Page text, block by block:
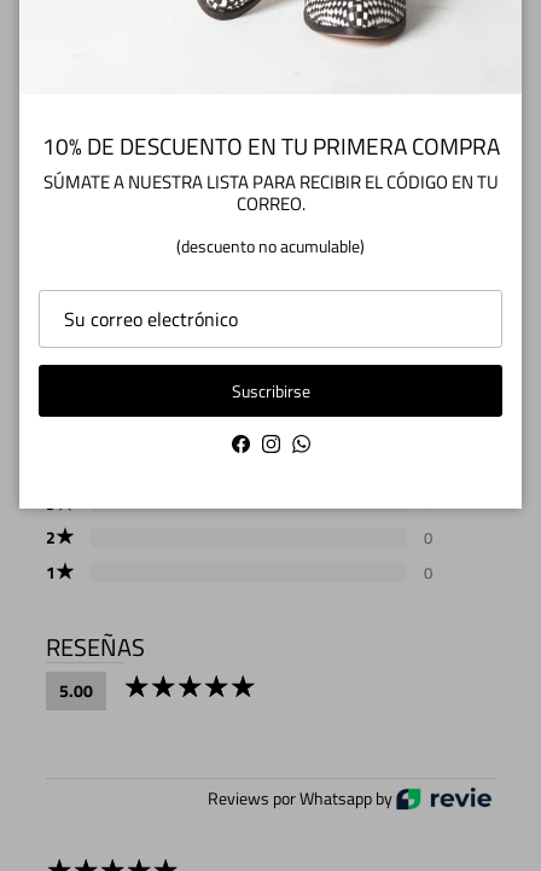
¿TIENES DUDAS O CONSULTAS? Escríbenos
3★ 0
2★ 0
1★ 0
RESEÑAS
5.00
Reviews por Whatsapp by
10% DE DESCUENTO EN TU PRIMERA COMPRA
SÚMATE A NUESTRA LISTA PARA RECIBIR EL CÓDIGO EN TU
CORREO.
(descuento no acumulable)
Suscribirse
Facebook
InstagramWhatsApp